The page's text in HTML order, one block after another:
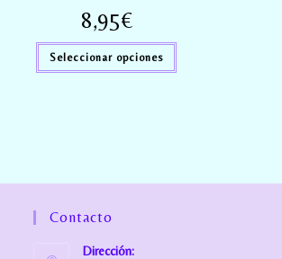
8,95€
Seleccionar opciones
Contacto
Dirección: